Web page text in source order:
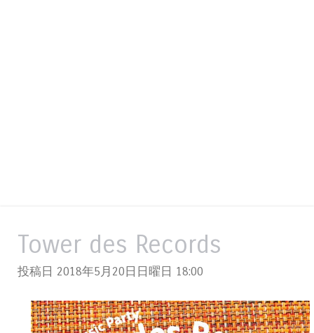
Tower des Records
投稿日 2018年5月20日日曜日 18:00